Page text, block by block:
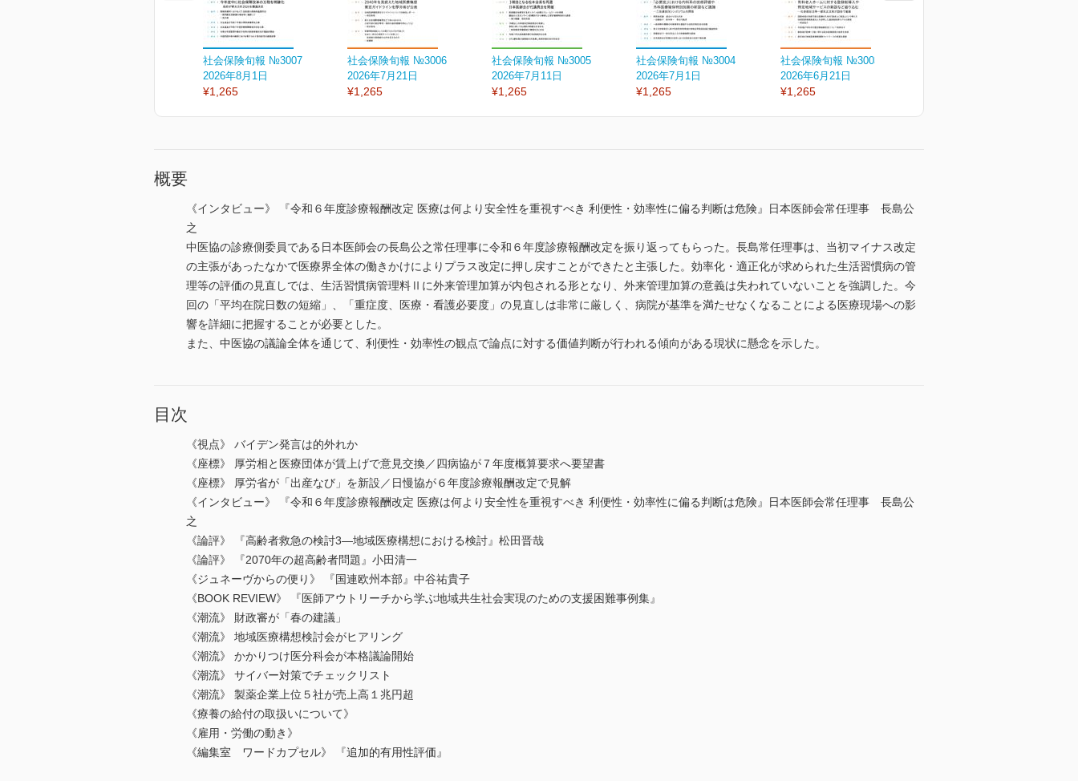
社会保険旬報 №3007
2026年8月1日
¥1,265
社会保険旬報 №3006
2026年7月21日
¥1,265
社会保険旬報 №3005
2026年7月11日
¥1,265
社会保険旬報 №3004
2026年7月1日
¥1,265
社会保険旬報 №3003
2026年6月21日
¥1,265
概要
《インタビュー》 『令和６年度診療報酬改定 医療は何より安全性を重視すべき 利便性・効率性に偏る判断は危険』日本医師会常任理事 長島公
之
中医協の診療側委員である日本医師会の長島公之常任理事に令和６年度診療報酬改定を振り返ってもらった。長島常任理事は、当初マイナス改定
の主張があったなかで医療界全体の働きかけによりプラス改定に押し戻すことができたと主張した。効率化・適正化が求められた生活習慣病の管
理等の評価の見直しでは、生活習慣病管理料Ⅱに外来管理加算が内包される形となり、外来管理加算の意義は失われていないことを強調した。今
回の「平均在院日数の短縮」、「重症度、医療・看護必要度」の見直しは非常に厳しく、病院が基準を満たせなくなることによる医療現場への影
響を詳細に把握することが必要とした。
また、中医協の議論全体を通じて、利便性・効率性の観点で論点に対する価値判断が行われる傾向がある現状に懸念を示した。
目次
《視点》 バイデン発言は的外れか
《座標》 厚労相と医療団体が賃上げで意見交換／四病協が７年度概算要求へ要望書
《座標》 厚労省が「出産なび」を新設／日慢協が６年度診療報酬改定で見解
《インタビュー》 『令和６年度診療報酬改定 医療は何より安全性を重視すべき 利便性・効率性に偏る判断は危険』日本医師会常任理事 長島公
之
《論評》 『高齢者救急の検討3―地域医療構想における検討』松田晋哉
《論評》 『2070年の超高齢者問題』小田清一
《ジュネーヴからの便り》 『国連欧州本部』中谷祐貴子
《BOOK REVIEW》 『医師アウトリーチから学ぶ地域共生社会実現のための支援困難事例集』
《潮流》 財政審が「春の建議」
《潮流》 地域医療構想検討会がヒアリング
《潮流》 かかりつけ医分科会が本格議論開始
《潮流》 サイバー対策でチェックリスト
《潮流》 製薬企業上位５社が売上高１兆円超
《療養の給付の取扱いについて》
《雇用・労働の動き》
《編集室 ワードカプセル》 『追加的有用性評価』